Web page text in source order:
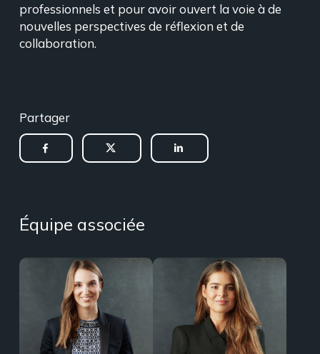
professionnels et pour avoir ouvert la voie à de
nouvelles perspectives de réflexion et de
collaboration.
Partager
Équipe associée